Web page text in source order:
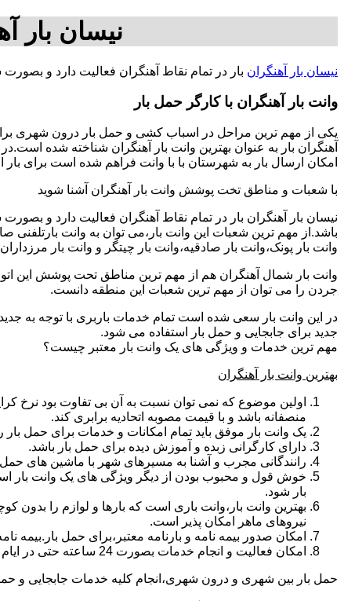
نیسان بار
نیسان بار آهنگران بار در تمام نقاط آهنگران فعالیت دارد و
وانت بار آهنگران با کارگر حمل بار
یکی از مهم ترین مراحل در اسباب کشی و حمل بار درون شهری برای
آهنگران بار به عنوان بهترین وانت بار آهنگران شناخته شده
امکان ارسال بار به شهرستان با با وانت فراهم شده است برای بار از تهران به شهرستان ها با
با شعبات و مناطق تخت پوشش وانت بار آهنگران آشنا شوید
نیسان بار آهنگران بار در تمام نقاط آهنگران فعالیت دارد و
باشد.از مهم ترین شعبات این وانت بار،می توان به وانت
وانت بار پونک،وانت بار صادقیه،وانت بار چیتگر و وانت بار
وانت بار شمال آهنگران هم از مهم ترین مناطق تحت پوشش این
جردن را می توان از مهم ترین شعبات این منطقه دانست.
در این وانت بار سعی شده است تمام خدمات باربری با توجه به
جدید برای جابجایی و حمل بار استفاده می شود.
مهم ترین خدمات و ویژگی های یک وانت بار معتبر چیست؟
بهترین وانت بار آهنگران
اولین موضوع که نمی توان نسبت به آن بی تفاوت بود نرخ
منصفانه باشد و با قیمت مصوبه اتحادیه برابری کند.
یک وانت بار موفق باید تمام امکانات و خدمات برای حمل بار
دارای کارگرانی زبده و آموزش دیده برای حمل بار باشد.
رانندگانی مجرب و آشنا به مسیرهای شهر با ماشین های
خوش قول و محبوب بودن از دیگر ویژگی های یک وانت بار
بار شود.
بهترین وانت بار،وانت باری است که بارها و لوازم را بدون
نیروهای ماهر امکان پذیر است.
امکان صدور بیمه نامه و بارنامه معتبر،برای حمل
امکان فعالیت و انجام خدمات بصورت 24 ساعته حتی در ایام تعطیل
حمل بار بین شهری و درون شهری،انجام کلیه خدمات جابجایی و حمل